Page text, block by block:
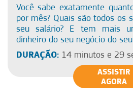
Você sabe exatamente
por mês? Quais são todos os
seu salário? E tem mais
dinheiro do seu negócio do
DURAÇÃO:14 minutos e 29
ASSISTIR
AGORA